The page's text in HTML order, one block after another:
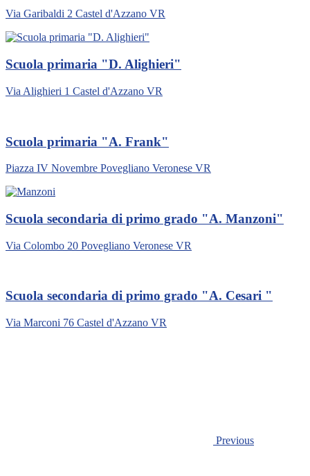
Via Garibaldi 2 Castel d'Azzano VR
Scuola primaria "D. Alighieri"
Via Alighieri 1 Castel d'Azzano VR
Scuola primaria "A. Frank"
Piazza IV Novembre Povegliano Veronese VR
Scuola secondaria di primo grado "A. Manzoni"
Via Colombo 20 Povegliano Veronese VR
Scuola secondaria di primo grado "A. Cesari "
Via Marconi 76 Castel d'Azzano VR
Previous